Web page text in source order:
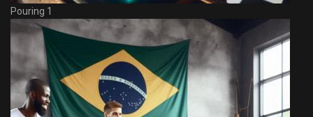
Pouring 1